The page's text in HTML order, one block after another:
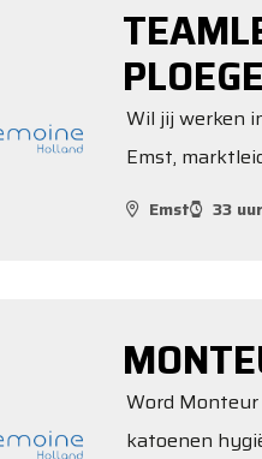
Wil jij werken
Emst,
Emst 33 uur
Word
katoenen